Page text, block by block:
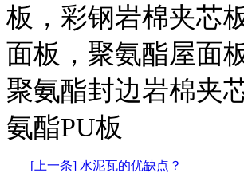
板，彩钢岩棉夹芯
面板，聚氨酯屋面
聚氨酯封边岩棉夹
氨酯PU板
[上一条] 水泥瓦的优缺点？